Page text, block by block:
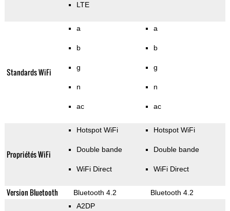
LTE
Standards WiFi
a
b
g
n
ac
a
b
g
n
ac
Propriétés WiFi
Hotspot WiFi
Double bande
WiFi Direct
Hotspot WiFi
Double bande
WiFi Direct
Version Bluetooth Bluetooth 4.2 Bluetooth 4.2
A2DP